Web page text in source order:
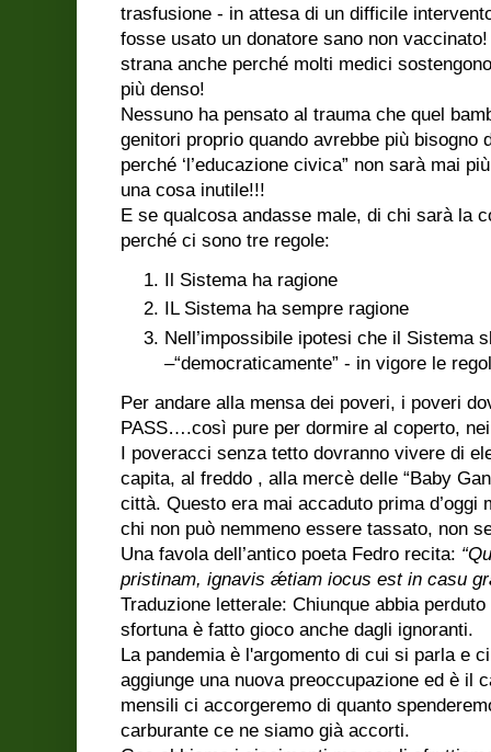
trasfusione - in attesa di un difficile
fosse usato un donatore sano non
strana anche perché molti medici
più denso!
Nessuno ha pensato al trauma che quel
genitori proprio quando avrebbe più bisogno
perché ‘l’educazione civica” non sarà mai
una cosa inutile!!!
E se qualcosa andasse male, di chi sarà la
perché ci sono tre regole:
Il Sistema ha ragione
IL Sistema ha sempre ragione
Nell’impossibile ipotesi che il Sistema
–“democraticamente” - in vigore le
Per andare alla mensa dei poveri, i poveri
PASS….così pure per dormire al coperto,
I poveracci senza tetto dovranno vivere di
capita, al freddo , alla mercè delle “Baby
città. Questo era mai accaduto prima d’oggi
chi non può nemmeno essere tassato, non
Una favola dell’antico poeta Fedro recita:
pristinam, ignavis ǽtiam iocus est in casu
Traduzione letterale: Chiunque abbia
sfortuna è fatto gioco anche dagli ignoranti.
La pandemia è l'argomento di cui si parla e
aggiunge una nuova preoccupazione ed è il
mensili ci accorgeremo di quanto
carburante ce ne siamo già accorti.